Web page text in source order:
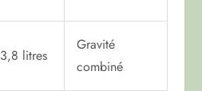
3,8 litres
Gravité
combiné